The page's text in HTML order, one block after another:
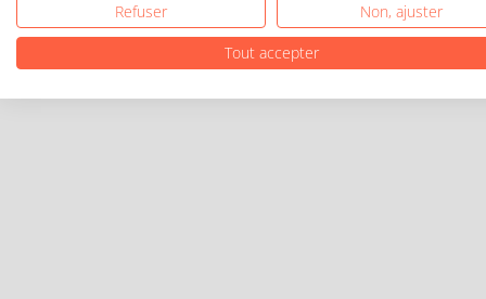
Refuser
Non, ajuster
Tout accepter